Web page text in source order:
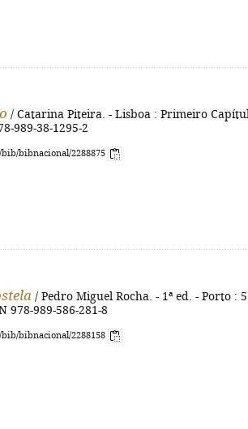
/ Catarina Piteira. - Lisboa : Primeiro
989-38-1295-2
bibnacional/2288875
/ Pedro Miguel Rocha. - 1ª ed. - Porto : 5
978-989-586-281-8
bibnacional/2288158